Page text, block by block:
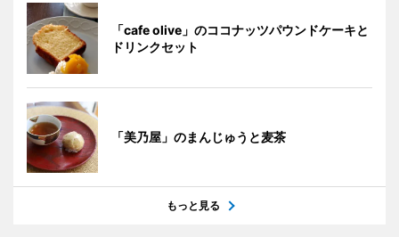
「cafe olive」のココナッツパウンドケーキと
ドリンクセット
「美乃屋」のまんじゅうと麦茶
もっと見る